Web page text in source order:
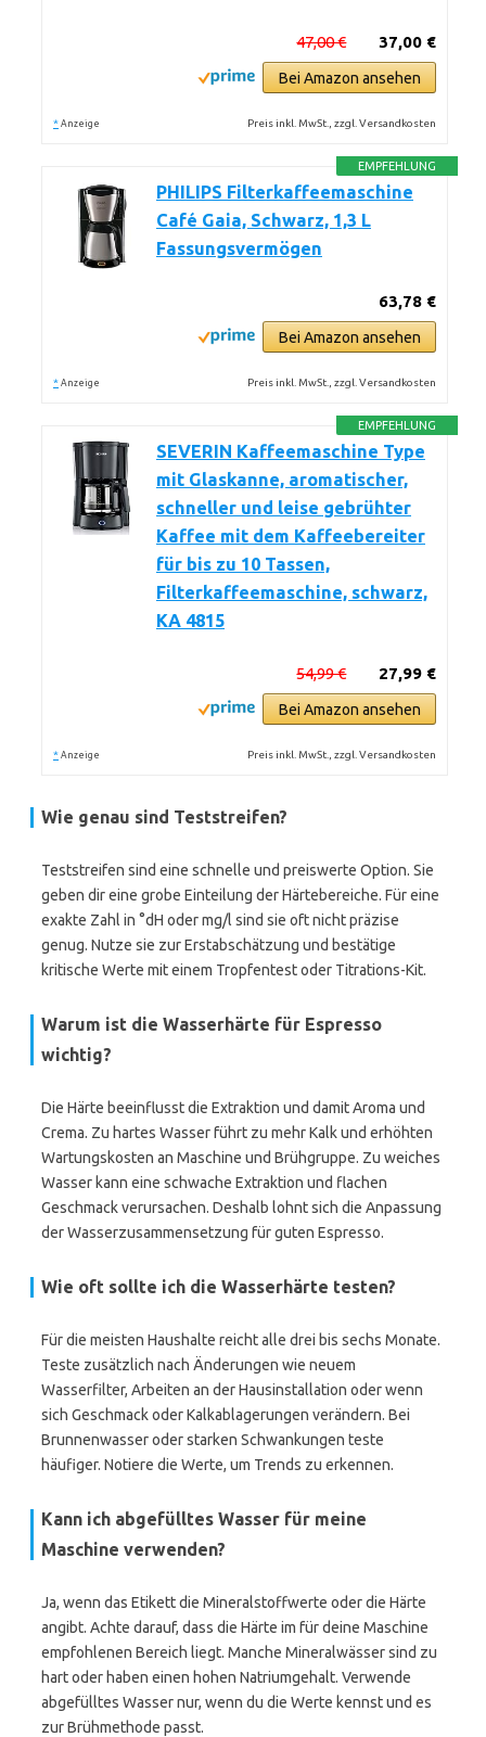
37,00 €
47,00 €
Bei Amazon ansehen
* Anzeige Preis inkl. MwSt., zzgl. Versandkosten
EMPFEHLUNG
PHILIPS Filterkaffeemaschine
Café Gaia, Schwarz, 1,3 L
Fassungsvermögen
63,78 €
Bei Amazon ansehen
* Anzeige Preis inkl. MwSt., zzgl. Versandkosten
EMPFEHLUNG
SEVERIN Kaffeemaschine Type
mit Glaskanne, aromatischer,
schneller und leise gebrühter
Kaffee mit dem Kaffeebereiter
für bis zu 10 Tassen,
Filterkaffeemaschine, schwarz,
KA 4815
27,99 €
54,99 €
Bei Amazon ansehen
* Anzeige Preis inkl. MwSt., zzgl. Versandkosten
Wie genau sind Teststreifen?
Teststreifen sind eine schnelle und preiswerte Option. Sie
geben dir eine grobe Einteilung der Härtebereiche. Für eine
exakte Zahl in °dH oder mg/l sind sie oft nicht präzise
genug. Nutze sie zur Erstabschätzung und bestätige
kritische Werte mit einem Tropfentest oder Titrations-Kit.
Warum ist die Wasserhärte für Espresso
wichtig?
Die Härte beeinflusst die Extraktion und damit Aroma und
Crema. Zu hartes Wasser führt zu mehr Kalk und erhöhten
Wartungskosten an Maschine und Brühgruppe. Zu weiches
Wasser kann eine schwache Extraktion und flachen
Geschmack verursachen. Deshalb lohnt sich die Anpassung
der Wasserzusammensetzung für guten Espresso.
Wie oft sollte ich die Wasserhärte testen?
Für die meisten Haushalte reicht alle drei bis sechs Monate.
Teste zusätzlich nach Änderungen wie neuem
Wasserfilter, Arbeiten an der Hausinstallation oder wenn
sich Geschmack oder Kalkablagerungen verändern. Bei
Brunnenwasser oder starken Schwankungen teste
häufiger. Notiere die Werte, um Trends zu erkennen.
Kann ich abgefülltes Wasser für meine
Maschine verwenden?
Ja, wenn das Etikett die Mineralstoffwerte oder die Härte
angibt. Achte darauf, dass die Härte im für deine Maschine
empfohlenen Bereich liegt. Manche Mineralwässer sind zu
hart oder haben einen hohen Natriumgehalt. Verwende
abgefülltes Wasser nur, wenn du die Werte kennst und es
zur Brühmethode passt.